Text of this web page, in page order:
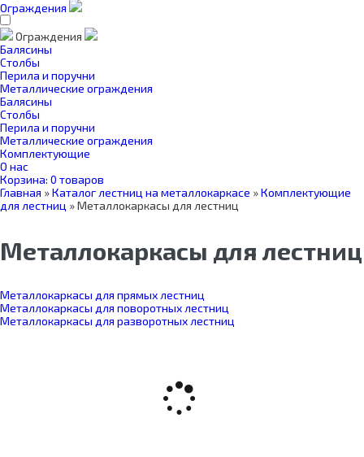
Ограждения
Ограждения
Балясины
Столбы
Перила и поручни
Металлические ограждения
Балясины
Столбы
Перила и поручни
Металлические ограждения
Комплектующие
О нас
Корзина: 0 товаров
Главная »Каталог лестниц на металлокаркасе »Комплектующие
для лестниц »Металлокаркасы для лестниц
Металлокаркасы для лестниц
Металлокаркасы для прямых лестниц
Металлокаркасы для поворотных лестниц
Металлокаркасы для разворотных лестниц